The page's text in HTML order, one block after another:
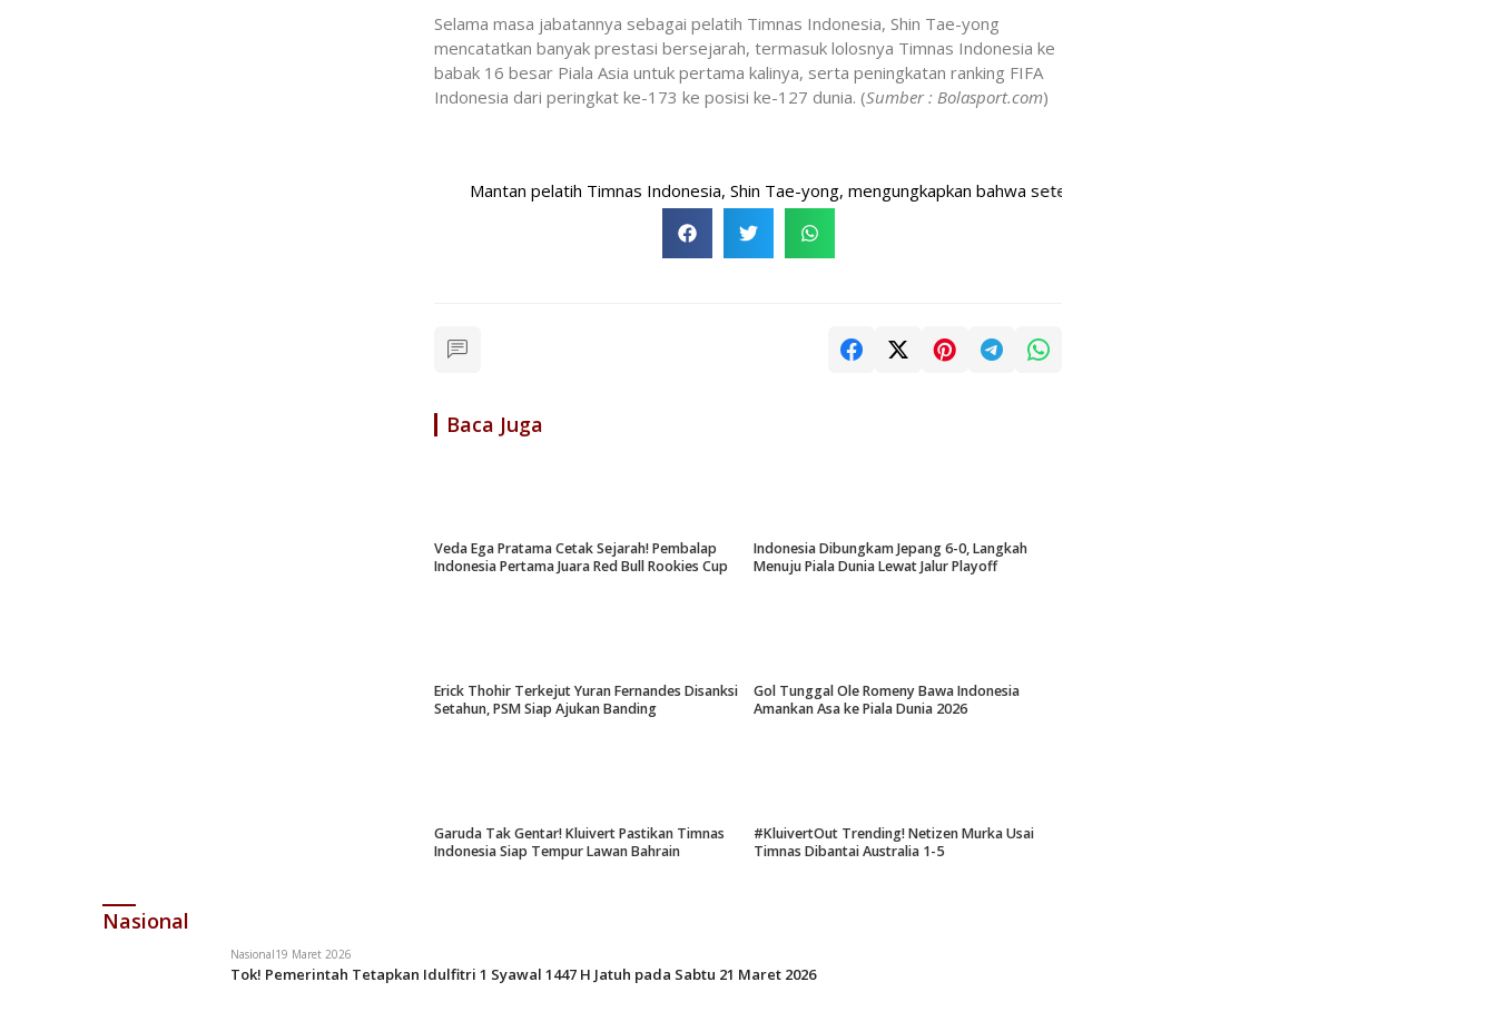
Selama masa jabatannya sebagai pelatih Timnas Indonesia, Shin Tae-yong
mencatatkan banyak prestasi bersejarah, termasuk lolosnya Timnas Indonesia ke
babak 16 besar Piala Asia untuk pertama kalinya, serta peningkatan ranking FIFA
Indonesia dari peringkat ke-173 ke posisi ke-127 dunia. (Sumber : Bolasport.com)
Mantan pelatih Timnas Indonesia, Shin Tae-yong, mengungkapkan bahwa setelah dipecat oleh PSSI pada 6 Januari 2025
Baca Juga
Veda Ega Pratama Cetak Sejarah! Pembalap
Indonesia Pertama Juara Red Bull Rookies Cup
Indonesia Dibungkam Jepang 6-0, Langkah
Menuju Piala Dunia Lewat Jalur Playoff
Erick Thohir Terkejut Yuran Fernandes Disanksi
Setahun, PSM Siap Ajukan Banding
Gol Tunggal Ole Romeny Bawa Indonesia
Amankan Asa ke Piala Dunia 2026
Garuda Tak Gentar! Kluivert Pastikan Timnas
Indonesia Siap Tempur Lawan Bahrain
#KluivertOut Trending! Netizen Murka Usai
Timnas Dibantai Australia 1-5
Nasional
Nasional19 Maret 2026
Tok! Pemerintah Tetapkan Idulfitri 1 Syawal 1447 H Jatuh pada Sabtu 21 Maret 2026